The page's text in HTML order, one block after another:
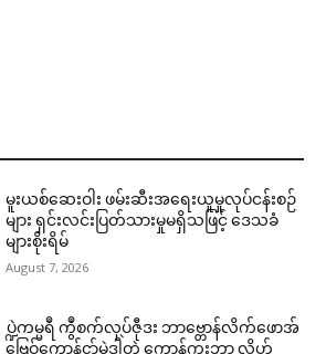
မူးယစ်ဆေးဝါး ဖမ်းဆီးအရေးယူမှုလုပ်ငန်းစဉ်
များ ရှင်းလင်းပြတ်သားမှုမရှိသဖြင့် ဒေသခံ
များစိုးရိမ်
August 7, 2026
ပ္ဍဲကမ္မရဳ ကွဳစက်လုပ်ဇီုဒး ဘာဗ္တောန်လိက်ဖောအ်
ဗြေဝ်ကောန်ၚာ်မွဲဒၞါဲတုဲ ကောန်ကွးဘာ လၟိဟ်